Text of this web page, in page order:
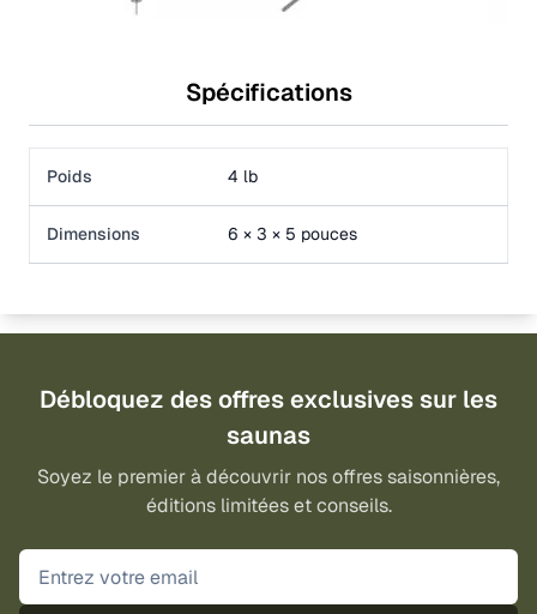
Spécifications
Poids 4 lb
Dimensions 6 × 3 × 5 pouces
Débloquez des offres exclusives sur les
saunas
Soyez le premier à découvrir nos offres saisonnières,
éditions limitées et conseils.